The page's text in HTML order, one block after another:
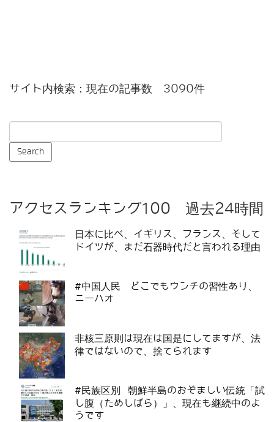
サイト内検索：現在の記事数 3090件
アクセスランキング100 過去24時間
日本に比べ、イギリス、フランス、そして
ドイツが、まだ石器時代だと言われる理由
#中国人民 どこでもウンチの習性あり、
ニーハオ
非核三原則は現在は国是にしてますが、法
律ではないので、捨てられます
#民族区別 朝鮮半島のおぞましい伝統「試
し腹（ためしばら）」、現在も継続中のよ
うです